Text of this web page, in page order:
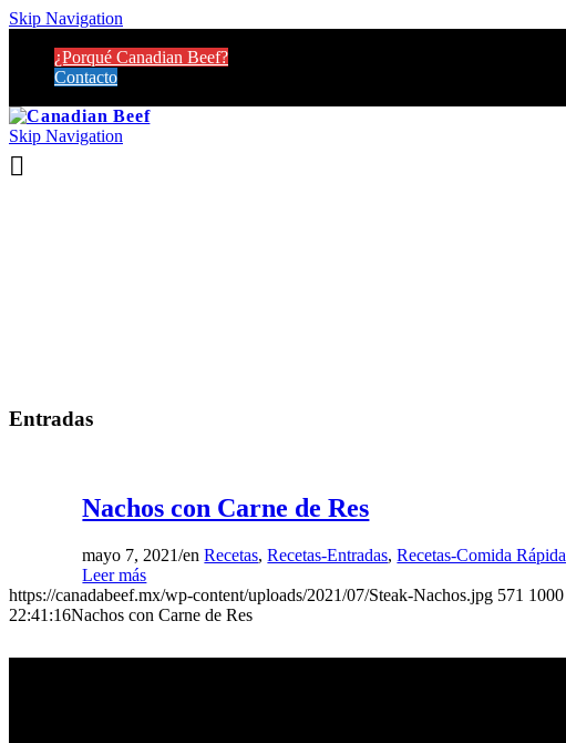
Skip Navigation
¿Porqué Canadian Beef?
Contacto
Skip Navigation
Entradas
Nachos con Carne de Res
mayo 7, 2021/enRecetas,Recetas-Entradas,Recetas-Comida Rápida
Leer más
https://canadabeef.mx/wp-content/uploads/2021/07/Steak-Nachos.jpg 571 1000
22:41:16Nachos con Carne de Res